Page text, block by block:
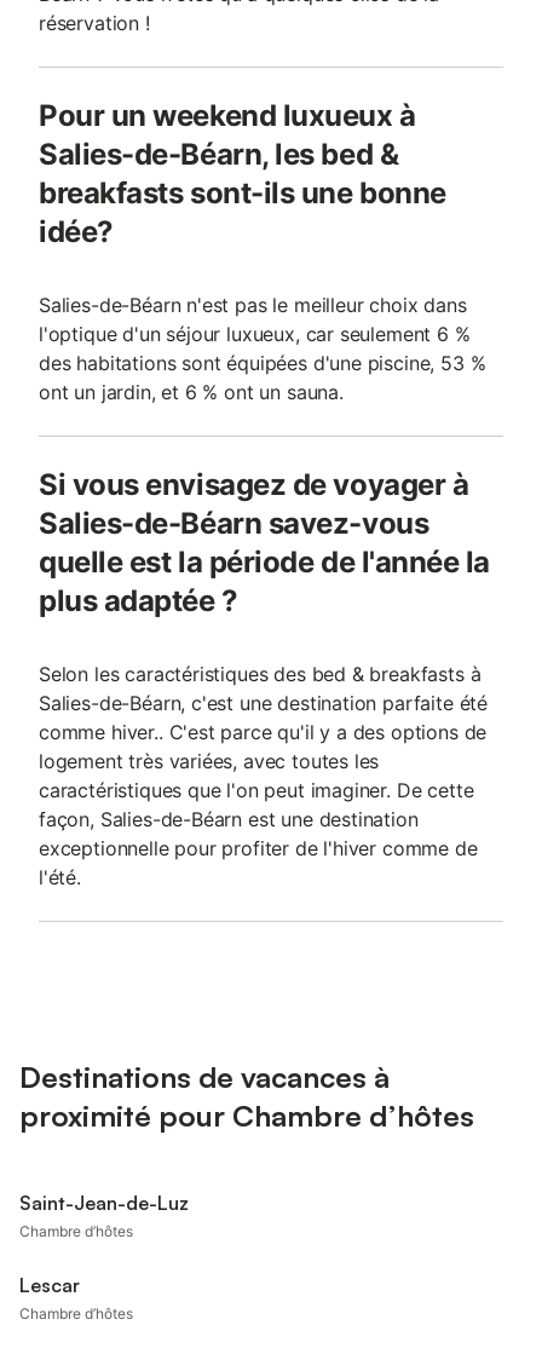
réservation !
Pour un weekend luxueux à
Salies-de-Béarn, les bed &
breakfasts sont-ils une bonne
idée?
Salies-de-Béarn n'est pas le meilleur choix dans
l'optique d'un séjour luxueux, car seulement 6 %
des habitations sont équipées d'une piscine, 53 %
ont un jardin, et 6 % ont un sauna.
Si vous envisagez de voyager à
Salies-de-Béarn savez-vous
quelle est la période de l'année la
plus adaptée ?
Selon les caractéristiques des bed & breakfasts à
Salies-de-Béarn, c'est une destination parfaite été
comme hiver.. C'est parce qu'il y a des options de
logement très variées, avec toutes les
caractéristiques que l'on peut imaginer. De cette
façon, Salies-de-Béarn est une destination
exceptionnelle pour profiter de l'hiver comme de
l'été.
Destinations de vacances à
proximité pour Chambre d’hôtes
Saint-Jean-de-Luz
Chambre d’hôtes
Lescar
Chambre d’hôtes